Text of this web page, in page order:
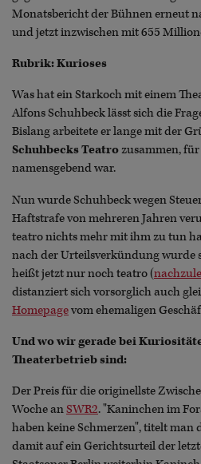
Monatsbericht der Bühnen erneut
und jetzt inzwischen mit 655
Rubrik: Kurioses
Was hat ein Starkoch mit einem
Alfons Schuhbeck lässt sich die
Bislang arbeitete er lange mit der
Schuhbecks Teatrozusammen,
namensgebend war.
Nun wurde Schuhbeck wegen
Haftstrafe von mehreren Jahren
teatro nichts mehr mit ihm zu tun
nach der Urteilsverkündung wurde
heißt jetzt nur noch teatro (
distanziert sich vorsorglich auch
Homepagevom ehemaligen
Und wo wir gerade bei
Theaterbetrieb sind:
Der Preis für die originellste
Woche anSWR2. "Kaninchen im
haben keine Schmerzen", titelt man
damit auf ein Gerichtsurteil der